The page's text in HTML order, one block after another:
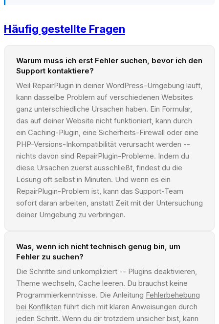
Häufig gestellte Fragen
Warum muss ich erst Fehler suchen, bevor ich den
Support kontaktiere?
Weil RepairPlugin in deiner WordPress-Umgebung läuft,
kann dasselbe Problem auf verschiedenen Websites
ganz unterschiedliche Ursachen haben. Ein Formular,
das auf deiner Website nicht funktioniert, kann durch
ein Caching-Plugin, eine Sicherheits-Firewall oder eine
PHP-Versions-Inkompatibilität verursacht werden --
nichts davon sind RepairPlugin-Probleme. Indem du
diese Ursachen zuerst ausschließt, findest du die
Lösung oft selbst in Minuten. Und wenn es ein
RepairPlugin-Problem ist, kann das Support-Team
sofort daran arbeiten, anstatt Zeit mit der Untersuchung
deiner Umgebung zu verbringen.
Was, wenn ich nicht technisch genug bin, um
Fehler zu suchen?
Die Schritte sind unkompliziert -- Plugins deaktivieren,
Theme wechseln, Cache leeren. Du brauchst keine
Programmierkenntnisse. Die Anleitung Fehlerbehebung
bei Konflikten führt dich mit klaren Anweisungen durch
jeden Schritt. Wenn du dir trotzdem unsicher bist, kann